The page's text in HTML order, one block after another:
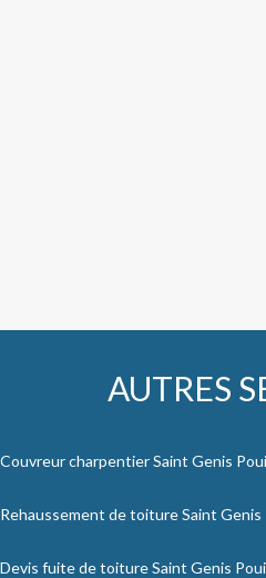
AUTRES
Couvreur charpentier Saint Genis
Rehaussement de toiture Saint Genis
Devis fuite de toiture Saint Genis